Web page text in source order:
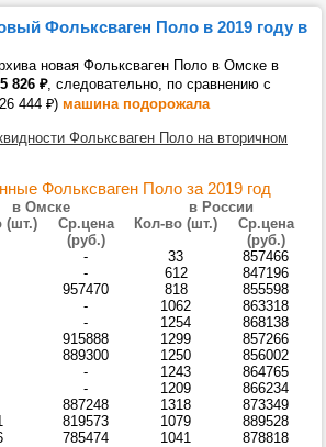
Фольксваген Поло в 2019 году в
новая Фольксваген Поло в Омске в
826 ₽, следовательно, по сравнению с
444 ₽) машина подорожала
Фольксваген Поло на вторичном
Фольксваген Поло за 2019 год
в Омске
в России
(шт.)
Ср.цена
(руб.)
Кол-во (шт.)
Ср.цена
(руб.)
- 33
857466
- 612
847196
957470 818
855598
- 1062
863318
- 1254
868138
915888 1299
857266
889300 1250
856002
- 1243
864765
- 1209
866234
887248 1318
873349
819573 1079
889528
785474 1041 878818